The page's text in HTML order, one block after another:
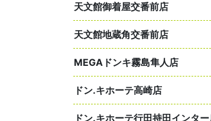
天文館御着屋交番前店
天文館地蔵角交番前店
MEGAドンキ霧島隼人店
ドン.キホーテ高崎店
ドン.キホーテ行田持田インタ